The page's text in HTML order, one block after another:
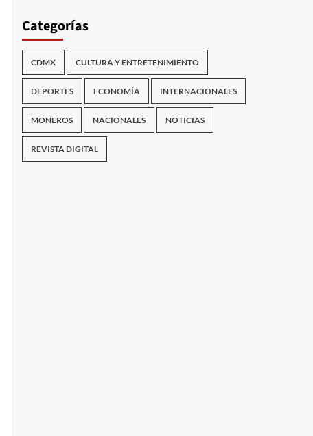
Categorías
CDMX CULTURA Y ENTRETENIMIENTO
DEPORTES ECONOMÍA INTERNACIONALES
MONEROS NACIONALES NOTICIAS
REVISTA DIGITAL